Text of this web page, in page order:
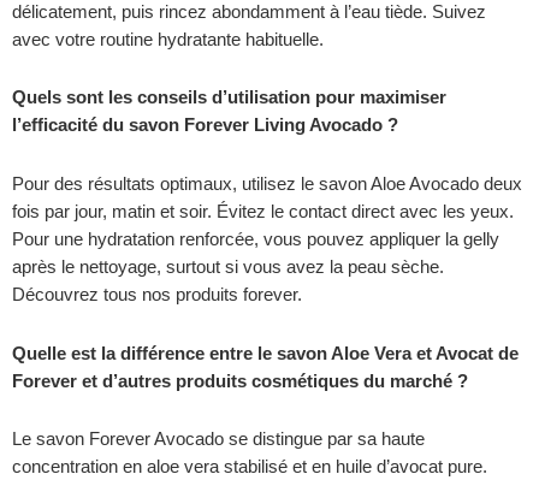
délicatement, puis rincez abondamment à l’eau tiède. Suivez
avec votre routine hydratante habituelle.
Quels sont les conseils d’utilisation pour maximiser
l’efficacité du savon Forever Living Avocado ?
Pour des résultats optimaux, utilisez le savon Aloe Avocado deux
fois par jour, matin et soir. Évitez le contact direct avec les yeux.
Pour une hydratation renforcée, vous pouvez appliquer la gelly
après le nettoyage, surtout si vous avez la peau sèche.
Découvrez tous nos produits forever.
Quelle est la différence entre le savon Aloe Vera et Avocat de
Forever et d’autres produits cosmétiques du marché ?
Le savon Forever Avocado se distingue par sa haute
concentration en aloe vera stabilisé et en huile d’avocat pure.